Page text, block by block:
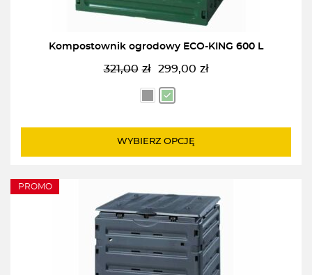
Kompostownik ogrodowy ECO-KING 600 L
321,00 zł
Pierwotna
cena
wynosiła:
299,00 zł
Aktualna
cena
wynosi:
WYBIERZ OPCJĘ
PROMO